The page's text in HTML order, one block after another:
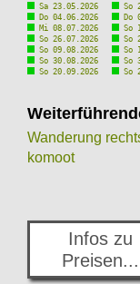
Sa 23.05.2026
So
Do 04.06.2026
Do
Mi 08.07.2026
So
So 26.07.2026
So
So 09.08.2026
So
So 30.08.2026
So
So 20.09.2026
So
Wanderung
komoot
Infos zu
Preisen...